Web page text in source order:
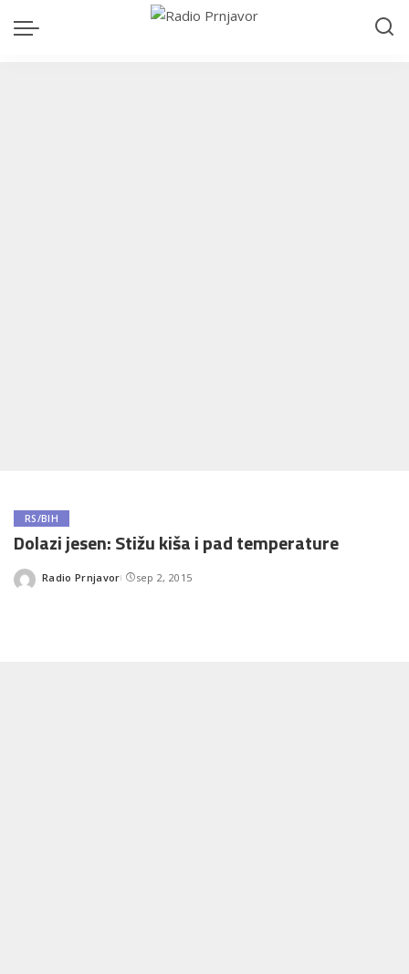
RS/BIH
Dolazi jesen: Stižu kiša i pad temperature
Posted
Radio Prnjavor sep 2, 2015